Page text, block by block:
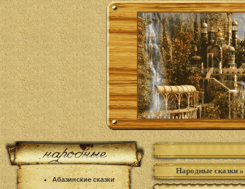
Абазинские сказки
Народные сказки »